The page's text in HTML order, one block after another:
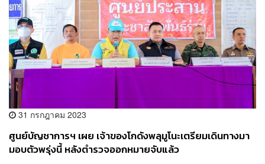
31 กรกฎาคม 2023
ศูนย์บัญชาการฯ เผย เจ้าของโกดังพลุมูโนะเตรียมเดินทางมา
มอบตัวพรุ่งนี้ หลังตำรวจออกหมายจับแล้ว